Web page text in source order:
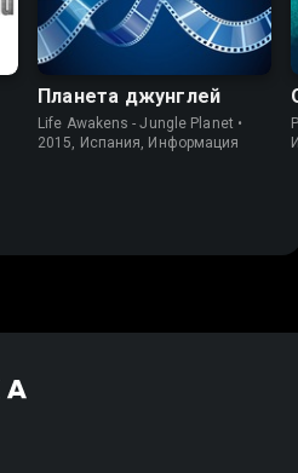
Планета джунглей
Life Awakens - Jungle Planet •
2015, Испания, Информация